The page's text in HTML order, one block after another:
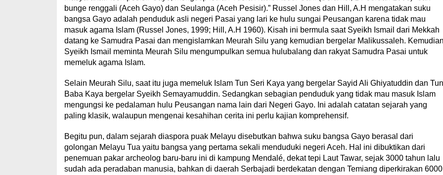
bunge renggali (Aceh Gayo) dan Seulanga (Aceh Pesisir).” Russel Jones dan Hill, A.H mengatakan suku
bangsa Gayo adalah penduduk asli negeri Pasai yang lari ke hulu sungai Peusangan karena tidak mau
masuk agama Islam (Russel Jones, 1999; Hill, A.H 1960). Kisah ini bermula saat Syeikh Ismail dari Mekkah
datang ke Samudra Pasai dan mengislamkan Meurah Silu yang kemudian bergelar Malikussaleh. Kemudian
Syeikh Ismail meminta Meurah Silu mengumpulkan semua hulubalang dan rakyat Samudra Pasai untuk
memeluk agama Islam.
Selain Meurah Silu, saat itu juga memeluk Islam Tun Seri Kaya yang bergelar Sayid Ali Ghiyatuddin dan Tun
Baba Kaya bergelar Syeikh Semayamuddin. Sedangkan sebagian penduduk yang tidak mau masuk Islam
mengungsi ke pedalaman hulu Peusangan nama lain dari Negeri Gayo. Ini adalah catatan sejarah yang
paling klasik, walaupun mengenai kesahihan cerita ini perlu kajian komprehensif.
Begitu pun, dalam sejarah diaspora puak Melayu disebutkan bahwa suku bangsa Gayo berasal dari
golongan Melayu Tua yaitu bangsa yang pertama sekali menduduki negeri Aceh. Hal ini dibuktikan dari
penemuan pakar archeolog baru-baru ini di kampung Mendalé, dekat tepi Laut Tawar, sejak 3000 tahun lalu
sudah ada peradaban manusia, bahkan di daerah Serbajadi berdekatan dengan Temiang diperkirakan 6000